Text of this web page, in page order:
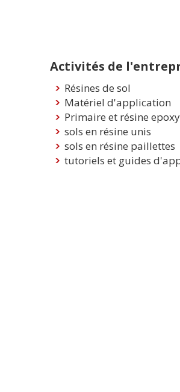
Activités de
Résines de sol
Matériel d'application
Primaire et résine epoxy
sols en résine unis
sols en résine paillettes
tutoriels et guides